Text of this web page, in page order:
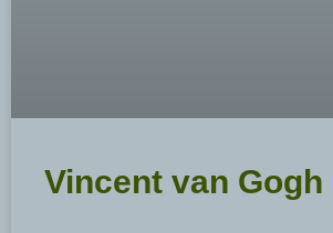
Vincent van Gogh